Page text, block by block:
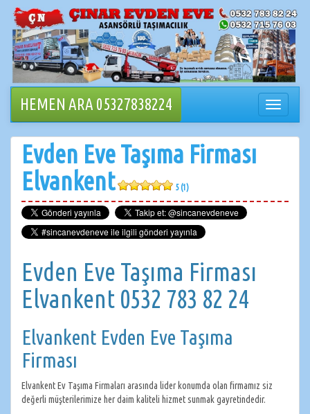
İçeriğe
geçin
HEMEN ARA 05327838224
değiştir
Evden Eve Taşıma Firması
Elvankent
5 (1)
Evden Eve Taşıma Firması
Elvankent 0532 783 82 24
Elvankent Evden Eve Taşıma
Firması
Elvankent Ev Taşıma Firmaları arasında lider konumda olan firmamız siz
değerli müşterilerimize her daim kaliteli hizmet sunmak gayretindedir.